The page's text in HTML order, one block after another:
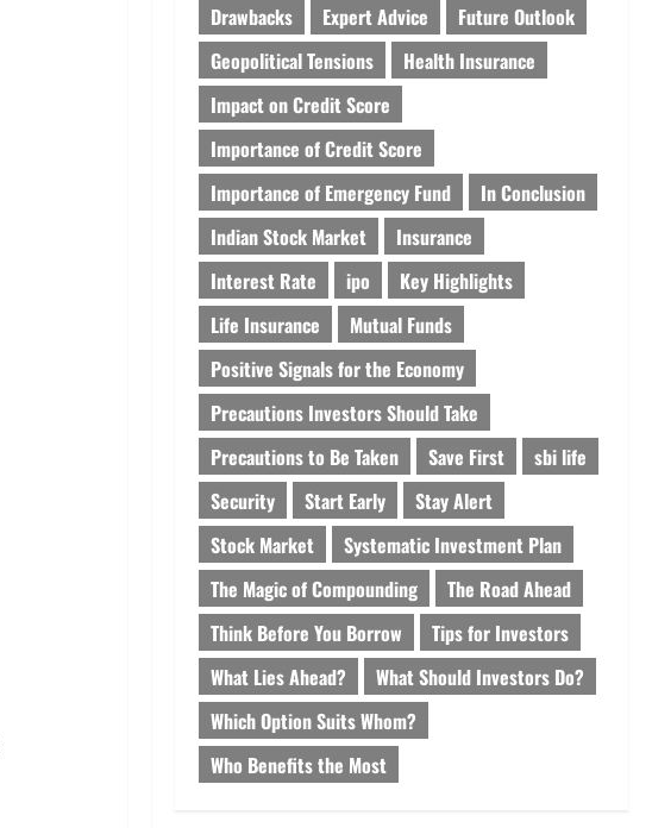
Drawbacks
Expert Advice
Future Outlook
Geopolitical Tensions
Health Insurance
Impact on Credit Score
Importance of Credit Score
Importance of Emergency Fund
In Conclusion
Indian Stock Market
Insurance
Interest Rate
ipo
Key Highlights
Life Insurance
Mutual Funds
Positive Signals for the Economy
Precautions Investors Should Take
Precautions to Be Taken
Save First
sbi life
Security
Start Early
Stay Alert
Stock Market
Systematic Investment Plan
The Magic of Compounding
The Road Ahead
Think Before You Borrow
Tips for Investors
What Lies Ahead?
What Should Investors Do?
Which Option Suits Whom?
Who Benefits the Most